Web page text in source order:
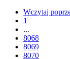
Wczytaj
1
...
8068
8069
8070